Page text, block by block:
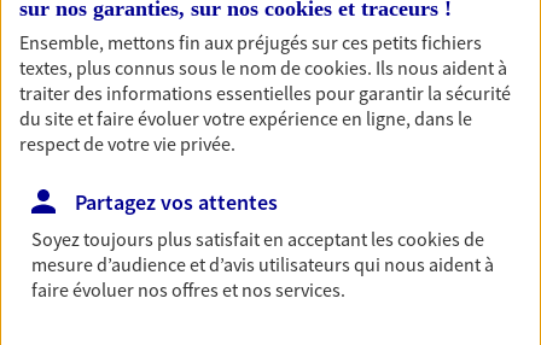
Découvrir l'offre Habitation
OBTENIR UN TARIF EN LIGNE
Garantie Accidents de la Vie
ou grande lectrice… personne n'est à l'abri d'un
accident du quotidien. Avec Ma Protection
Accident, protégez votre qualité de vie et vos
revenus.
sur nos garanties, sur nos cookies et traceurs !
Ensemble, mettons fin aux préjugés sur ces petits fichiers
textes, plus connus sous le nom decookies. Ils nous aident à
traiter des informations essentielles pour garantir la sécurité
du site et faire évoluer votre expérience en ligne, dans le
respect de votre vie privée.
Partagez vos attentes
Soyez toujours plus satisfait en acceptant lescookiesde
mesure d’audience et d’avis utilisateurs qui nous aident à
faire évoluer nos offres et nos services.